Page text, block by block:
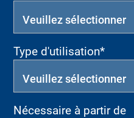
Type d'utilisation*
Nécessaire à partir de